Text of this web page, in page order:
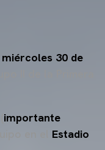
miércoles 30 de
importante
Estadio